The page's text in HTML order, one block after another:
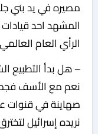
مصيره في يد بني
المشهد احد
الرأي العام
– هل بدأ التطبيع
نعم مع الأسف
صهاينة في قنوات
نريده إسرائيل